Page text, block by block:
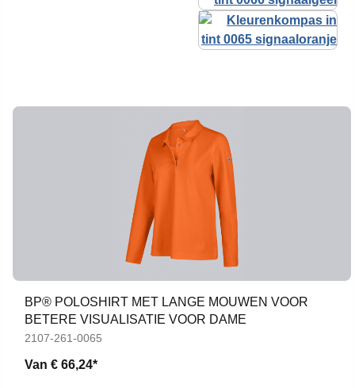
BP® POLOSHIRT MET LANGE MOUWEN VOOR
BETERE VISUALISATIE VOOR DAME
2107-261-0065
Van € 66,24*